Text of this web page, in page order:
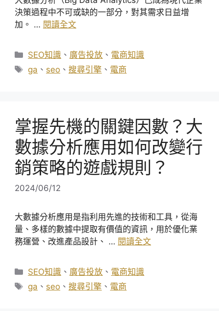
決策過程中不可或缺的一部分，對其需求日益增
加。 … 閱讀全文
分
類
SEO知識 、 廣告投放 、 電商知識
標
ga 、 seo 、搜尋引擎 、 電商
掌握先機的關鍵因數？大
數據分析應用如何改變行
銷策略的遊戲規則？
2024/06/12
大數據分析應用是指利用先進的技術和工具，從海
量、多樣的數據中提取有價值的資訊，用於優化業
務運營、改進產品設計、 … 閱讀全文
分
SEO知識 、 廣告投放 、 電商知識
標
ga 、 seo 、搜尋引擎 、 電商